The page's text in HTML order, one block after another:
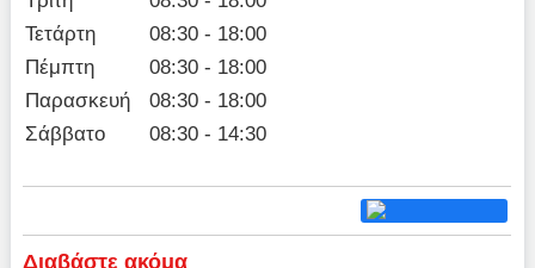
Τετάρτη
08:30 - 18:00
Πέμπτη
08:30 - 18:00
Παρασκευή
08:30 - 18:00
Σάββατο
08:30 - 14:30
Διαβάστε ακόμα